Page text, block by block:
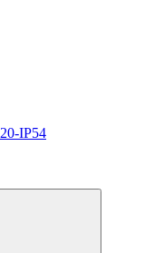
IP54